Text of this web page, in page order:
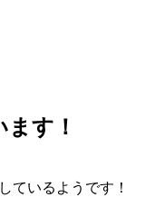
す！
ているようです！